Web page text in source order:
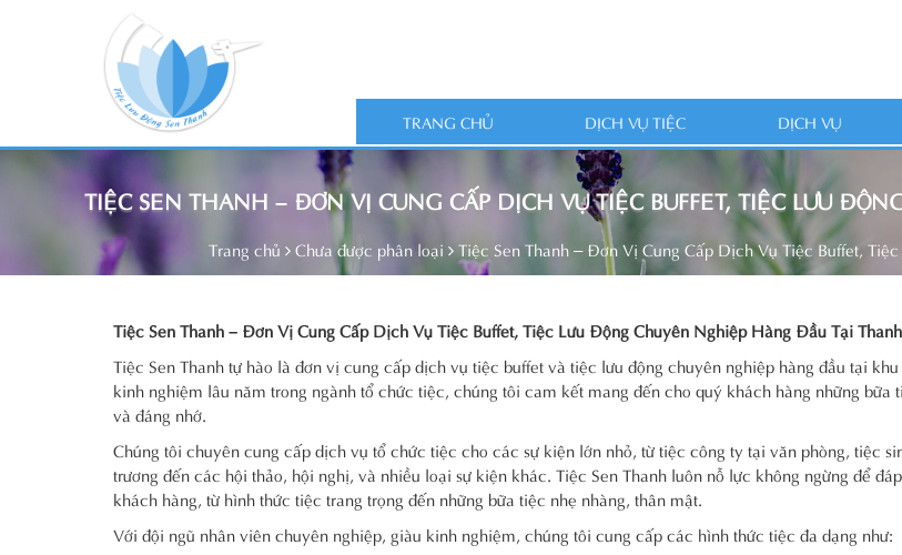
TRANG CHỦ DỊCH VỤ TIỆC DỊCH VỤ
TIỆC SEN THANH – ĐƠN VỊ CUNG CẤP DỊCH VỤ TIỆC BUFFET, TIỆC LƯU
Trang chủ Chưa được phân loại Tiệc Sen Thanh – Đơn Vị Cung Cấp Dịch Vụ Tiệc Buffet,
Tiệc Sen Thanh – Đơn Vị Cung Cấp Dịch Vụ Tiệc Buffet, Tiệc Lưu Động Chuyên Nghiệp Hàng Đầu Tại
Tiệc Sen Thanh tự hào là đơn vị cung cấp dịch vụ tiệc buffet và tiệc lưu động chuyên nghiệp hàng đầu tại
kinh nghiệm lâu năm trong ngành tổ chức tiệc, chúng tôi cam kết mang đến cho quý khách hàng những bữa
và đáng nhớ.
Chúng tôi chuyên cung cấp dịch vụ tổ chức tiệc cho các sự kiện lớn nhỏ, từ tiệc công ty tại văn phòng, tiệc
trương đến các hội thảo, hội nghị, và nhiều loại sự kiện khác. Tiệc Sen Thanh luôn nỗ lực không ngừng để
khách hàng, từ hình thức tiệc trang trọng đến những bữa tiệc nhẹ nhàng, thân mật.
Với đội ngũ nhân viên chuyên nghiệp, giàu kinh nghiệm, chúng tôi cung cấp các hình thức tiệc đa dạng như: